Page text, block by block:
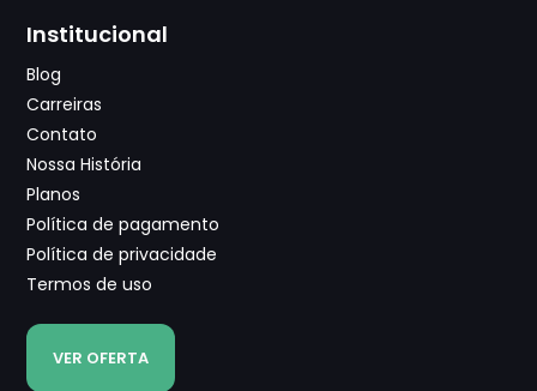
Institucional
Blog
Carreiras
Contato
Nossa História
Planos
Política de pagamento
Política de privacidade
Termos de uso
VER OFERTA